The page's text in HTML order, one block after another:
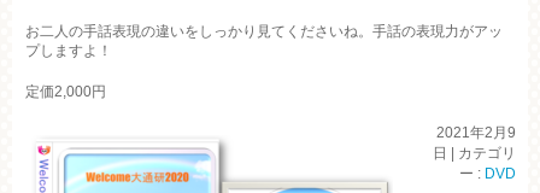
お二人の手話表現の違いをしっかり見てくださいね。手話の表現力がアッ
プしますよ！
定価2,000円
2021年2月9
日
カテゴリ
ー : DVD